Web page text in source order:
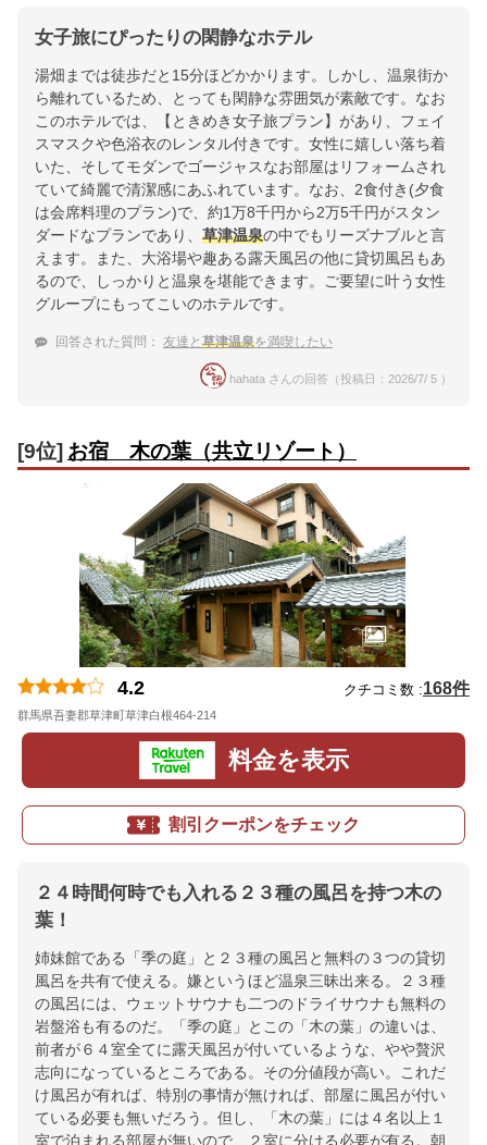
女子旅にぴったりの閑静なホテル
湯畑までは徒歩だと15分ほどかかります。しかし、温泉街か
ら離れているため、とっても閑静な雰囲気が素敵です。なお
このホテルでは、【ときめき女子旅プラン】があり、フェイ
スマスクや色浴衣のレンタル付きです。女性に嬉しい落ち着
いた、そしてモダンでゴージャスなお部屋はリフォームされ
ていて綺麗で清潔感にあふれています。なお、2食付き(夕食
は会席料理のプラン)で、約1万8千円から2万5千円がスタン
ダードなプランであり、 草津温泉の中でもリーズナブルと言
えます。また、大浴場や趣ある露天風呂の他に貸切風呂もあ
るので、しっかりと温泉を堪能できます。ご要望に叶う女性
グループにもってこいのホテルです。
回答された質問： 友達と 草津温泉を満喫したい
hahata さんの回答（投稿日：2026/7/ 5 ）
[9位] お宿 木の葉（共立リゾート）
4.2 クチコミ数 :168件
群馬県吾妻郡草津町草津白根464-214
料金を表示
割引クーポンをチェック
２４時間何時でも入れる２３種の風呂を持つ木の
葉！
姉妹館である「季の庭」と２３種の風呂と無料の３つの貸切
風呂を共有で使える。嫌というほど温泉三昧出来る。２３種
の風呂には、ウェットサウナも二つのドライサウナも無料の
岩盤浴も有るのだ。「季の庭」とこの「木の葉」の違いは、
前者が６４室全てに露天風呂が付いているような、やや贅沢
志向になっているところである。その分値段が高い。これだ
け風呂が有れば、特別の事情が無ければ、部屋に風呂が付い
ている必要も無いだろう。但し、「木の葉」には４名以上１
室で泊まれる部屋が無いので、２室に分ける必要が有る。朝